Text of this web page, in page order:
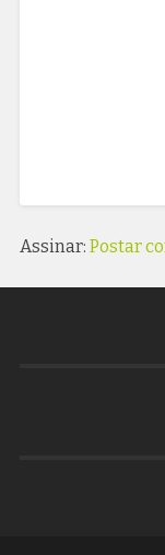
Assinar: Postar